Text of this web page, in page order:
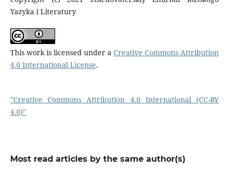
Yazyka i Literatury
This work is licensed under aCreative Commons Attribution
4.0 International License.
"Creative Commons Attribution 4.0 International (CC-BY
4.0)"
Most read articles by the same author(s)